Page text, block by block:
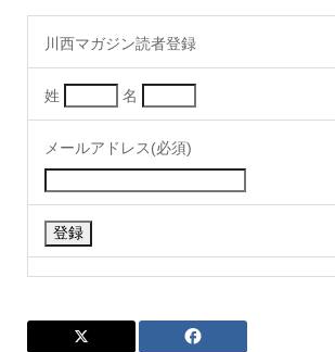
川西マガジン読者登録
姓 名
メールアドレス(必須)